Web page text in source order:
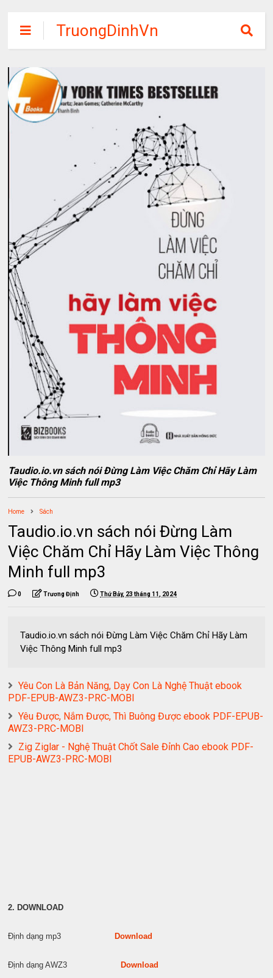
TruongDinhVn
Chia sẽ ebook,
phần mềm học
tập miễn phí
Taudio.io.vn sách nói Đừng Làm Việc Chăm Chỉ Hãy Làm
Việc Thông Minh full mp3
Home Sách
Taudio.io.vn sách nói Đừng Làm
Việc Chăm Chỉ Hãy Làm Việc Thông
Minh full mp3
0 Trương Định Thứ Bảy, 23 tháng 11, 2024
Taudio.io.vn sách nói Đừng Làm Việc Chăm Chỉ Hãy Làm
Việc Thông Minh full mp3
Yêu Con Là Bản Năng, Dạy Con Là Nghệ Thuật ebook
PDF-EPUB-AWZ3-PRC-MOBI
Yêu Được, Nắm Được, Thì Buông Được ebook PDF-EPUB-
AWZ3-PRC-MOBI
Zig Ziglar - Nghệ Thuật Chốt Sale Đỉnh Cao ebook PDF-
EPUB-AWZ3-PRC-MOBI
2. DOWNLOAD
Định dạng mp3Download
Định dạng AWZ3Download